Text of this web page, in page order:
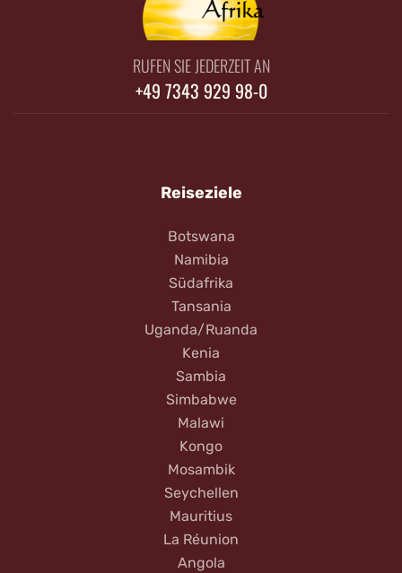
RUFEN SIE JEDERZEIT AN
+49 7343 929 98-0
Reiseziele
Botswana
Namibia
Südafrika
Tansania
Uganda/Ruanda
Kenia
Sambia
Simbabwe
Malawi
Kongo
Mosambik
Seychellen
Mauritius
La Réunion
Angola